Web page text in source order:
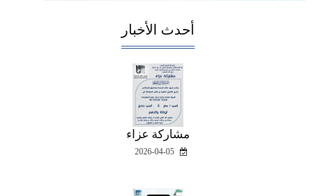
أحدث الأخبار
مشاركة عزاء